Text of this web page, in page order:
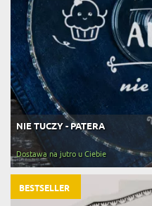
NIE TUCZY - PATERA
Dostawa na jutro u Ciebie
BESTSELLER